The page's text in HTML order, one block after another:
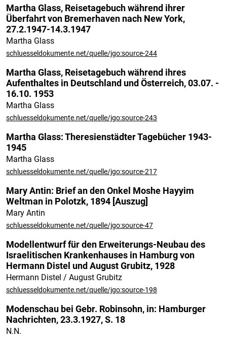
Martha Glass, Reisetagebuch während ihrer
Überfahrt von Bremerhaven nach New York,
27.2.1947-14.3.1947
Martha Glass
schluesseldokumente.net/quelle/jgo:source-244
Martha Glass, Reisetagebuch während ihres
Aufenthaltes in Deutschland und Österreich, 03.07. -
16.10. 1953
Martha Glass
schluesseldokumente.net/quelle/jgo:source-243
Martha Glass: Theresienstädter Tagebücher 1943-
1945
Martha Glass
schluesseldokumente.net/quelle/jgo:source-217
Mary Antin: Brief an den Onkel Moshe Hayyim
Weltman in Polotzk, 1894 [Auszug]
Mary Antin
schluesseldokumente.net/quelle/jgo:source-47
Modellentwurf für den Erweiterungs-Neubau des
Israelitischen Krankenhauses in Hamburg von
Hermann Distel und August Grubitz, 1928
Hermann Distel / August Grubitz
schluesseldokumente.net/quelle/jgo:source-198
Modenschau bei Gebr. Robinsohn, in: Hamburger
Nachrichten, 23.3.1927, S. 18
N.N.